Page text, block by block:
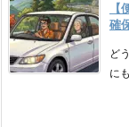
確
ど
に